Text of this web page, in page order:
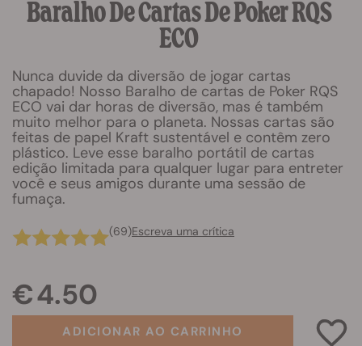
Baralho De Cartas De Poker RQS
ECO
Nunca duvide da diversão de jogar cartas
chapado! Nosso Baralho de cartas de Poker RQS
ECO vai dar horas de diversão, mas é também
muito melhor para o planeta. Nossas cartas são
feitas de papel Kraft sustentável e contêm zero
plástico. Leve esse baralho portátil de cartas
edição limitada para qualquer lugar para entreter
você e seus amigos durante uma sessão de
fumaça.
(69)Escreva uma crítica
€ 4.50
ADICIONAR AO CARRINHO